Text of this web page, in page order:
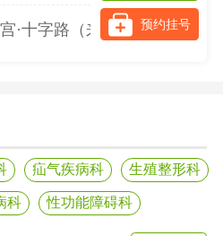
·十字路（来院请提前网上预
预约挂号
疝气疾病科 生殖整形科
科 性功能障碍科